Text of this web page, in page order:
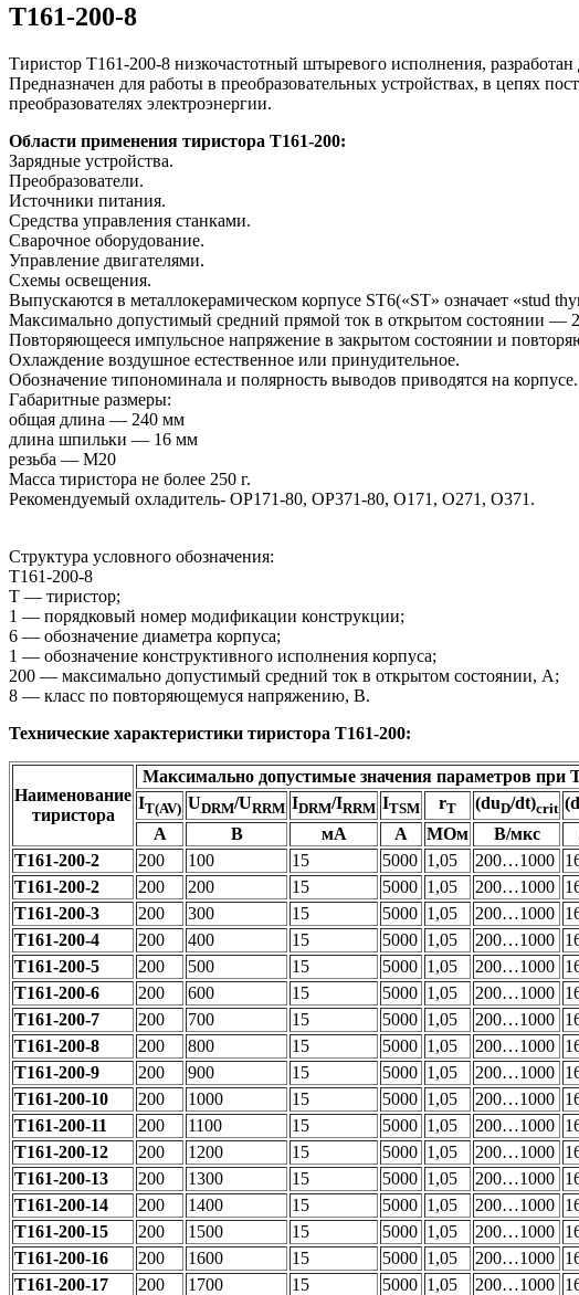
Т161-200-8
Тиристор Т161-200-8 низкочастотный штыревого исполнения,
Предназначен для работы в преобразовательных устройствах, в цепях
преобразователях электроэнергии.
Области применения тиристора Т161-200:
Зарядные устройства.
Преобразователи.
Источники питания.
Средства управления станками.
Сварочное оборудование.
Управление двигателями.
Схемы освещения.
Выпускаются в металлокерамическом корпусе ST6(«ST» означает
Максимально допустимый средний прямой ток в открытом состоянии —
Повторяющееся импульсное напряжение в закрытом состоянии и
Охлаждение воздушное естественное или принудительное.
Обозначение типономинала и полярность выводов приводятся на корпусе.
Габаритные размеры:
общая длина — 240 мм
длина шпильки — 16 мм
резьба — М20
Масса тиристора не более 250 г.
Рекомендуемый охладитель- ОР171-80, ОР371-80, О171, О271, О371.
Структура условного обозначения:
Т161-200-8
Т — тиристор;
1 — порядковый номер модификации конструкции;
6 — обозначение диаметра корпуса;
1 — обозначение конструктивного исполнения корпуса;
200 — максимально допустимый средний ток в открытом состоянии, А;
8 — класс по повторяющемуся напряжению, В.
Технические характеристики тиристора Т161-200:
Наименование
тиристора
Максимально допустимые значения параметров при
IT(AV) UDRM/URRM IDRM/IRRM ITSM rT (duD/dt)crit
А В мА А МОм В/мкс
Т161-200-2
200 100 15 5000 1,05 200…1000
Т161-200-2
200 200 15 5000 1,05 200…1000
Т161-200-3
200 300 15 5000 1,05 200…1000
Т161-200-4
200 400 15 5000 1,05 200…1000
Т161-200-5
200 500 15 5000 1,05 200…1000
Т161-200-6
200 600 15 5000 1,05 200…1000
Т161-200-7
200 700 15 5000 1,05 200…1000
Т161-200-8
200 800 15 5000 1,05 200…1000
Т161-200-9
200 900 15 5000 1,05 200…1000
Т161-200-10
200 1000 15 5000 1,05 200…1000
Т161-200-11
200 1100 15 5000 1,05 200…1000
Т161-200-12
200 1200 15 5000 1,05 200…1000
Т161-200-13
200 1300 15 5000 1,05 200…1000
Т161-200-14
200 1400 15 5000 1,05 200…1000
Т161-200-15
200 1500 15 5000 1,05 200…1000
Т161-200-16
200 1600 15 5000 1,05 200…1000
Т161-200-17
200 1700 15 5000 1,05 200…1000